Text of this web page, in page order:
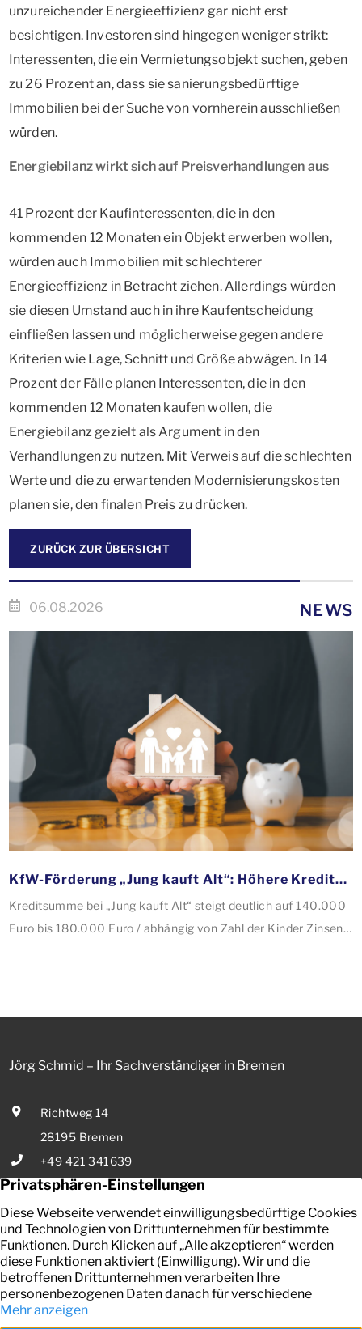
unzureichender Energieeffizienz gar nicht erst
besichtigen. Investoren sind hingegen weniger strikt:
Interessenten, die ein Vermietungsobjekt suchen, geben
zu 26 Prozent an, dass sie sanierungsbedürftige
Immobilien bei der Suche von vornherein ausschließen
würden.
Energiebilanz wirkt sich auf Preisverhandlungen aus
41 Prozent der Kaufinteressenten, die in den
kommenden 12 Monaten ein Objekt erwerben wollen,
würden auch Immobilien mit schlechterer
Energieeffizienz in Betracht ziehen. Allerdings würden
sie diesen Umstand auch in ihre Kaufentscheidung
einfließen lassen und möglicherweise gegen andere
Kriterien wie Lage, Schnitt und Größe abwägen. In 14
Prozent der Fälle planen Interessenten, die in den
kommenden 12 Monaten kaufen wollen, die
Energiebilanz gezielt als Argument in den
Verhandlungen zu nutzen. Mit Verweis auf die schlechten
Werte und die zu erwartenden Modernisierungskosten
planen sie, den finalen Preis zu drücken.
ZURÜCK ZUR ÜBERSICHT
06.08.2026 NEWS
KfW-Förderung „Jung kauft Alt“: Höhere Kredite ab August 2026
Kreditsumme bei „Jung kauft Alt“ steigt deutlich auf 140.000
Euro bis 180.000 Euro / abhängig von Zahl der Kinder Zinsen
energetischer Sanierung binnen 54 Monaten nach
Jörg Schmid – Ihr Sachverständiger in Bremen
Richtweg 14
28195 Bremen
+49 421 341639
E-Mail senden
Ihr zuverlässiger Partner in Bremen für die Bewertung von
bebauten und unbebauten Grundstücken, Mieten und Pachten.